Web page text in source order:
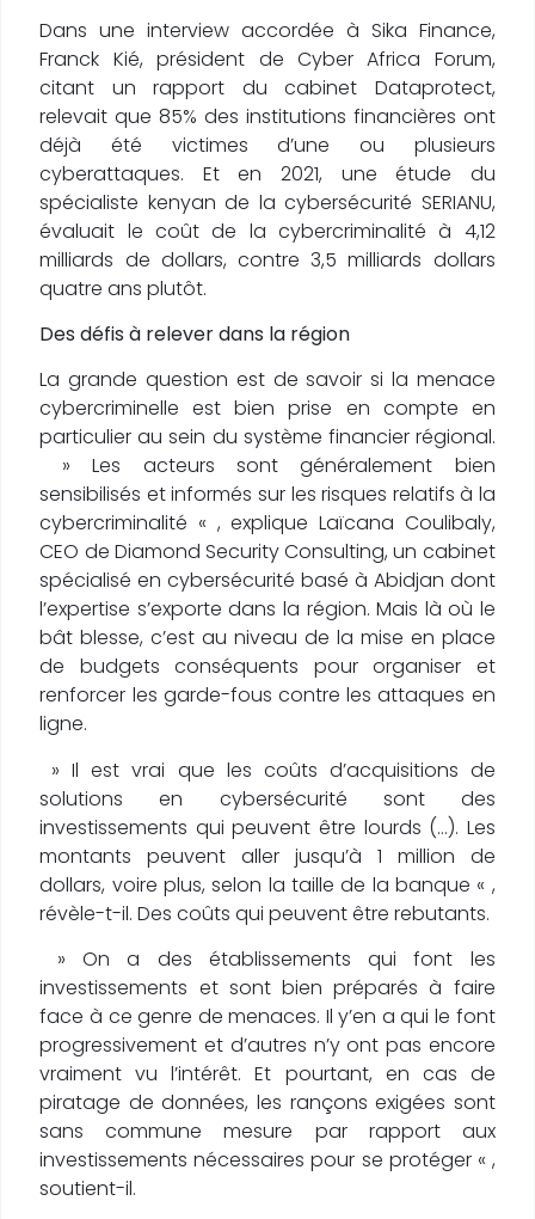
Dans une interview accordée à Sika Finance,
Franck Kié, président de Cyber Africa Forum,
citant un rapport du cabinet Dataprotect,
relevait que 85% des institutions financières ont
déjà été victimes d’une ou plusieurs
cyberattaques. Et en 2021, une étude du
spécialiste kenyan de la cybersécurité SERIANU,
évaluait le coût de la cybercriminalité à 4,12
milliards de dollars, contre 3,5 milliards dollars
quatre ans plutôt.
Des défis à relever dans la région
La grande question est de savoir si la menace
cybercriminelle est bien prise en compte en
particulier au sein du système financier régional.
» Les acteurs sont généralement bien
sensibilisés et informés sur les risques relatifs à la
cybercriminalité « , explique Laïcana Coulibaly,
CEO de Diamond Security Consulting, un cabinet
spécialisé en cybersécurité basé à Abidjan dont
l’expertise s’exporte dans la région. Mais là où le
bât blesse, c’est au niveau de la mise en place
de budgets conséquents pour organiser et
renforcer les garde-fous contre les attaques en
ligne.
» Il est vrai que les coûts d’acquisitions de
solutions en cybersécurité sont des
investissements qui peuvent être lourds (…). Les
montants peuvent aller jusqu’à 1 million de
dollars, voire plus, selon la taille de la banque « ,
révèle-t-il. Des coûts qui peuvent être rebutants.
» On a des établissements qui font les
investissements et sont bien préparés à faire
face à ce genre de menaces. Il y’en a qui le font
progressivement et d’autres n’y ont pas encore
vraiment vu l’intérêt. Et pourtant, en cas de
piratage de données, les rançons exigées sont
sans commune mesure par rapport aux
investissements nécessaires pour se protéger « ,
soutient-il.